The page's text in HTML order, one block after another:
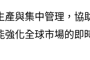
與集中管理，協
化全球市場的即